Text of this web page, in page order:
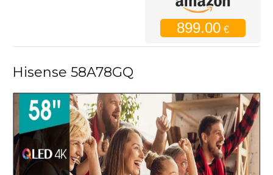
899.00 €
Hisense 58A78GQ